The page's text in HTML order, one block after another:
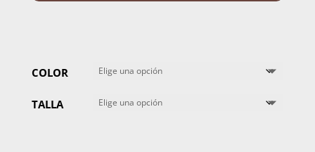
COLOR
TALLA